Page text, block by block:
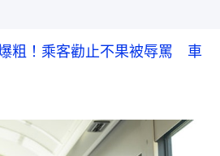
粗！乘客勸止不果被辱罵 車